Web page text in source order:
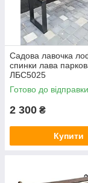
Садова лавочка
спинки лава
ЛБС5025
Готово до відправки
2 300 ₴
Купити